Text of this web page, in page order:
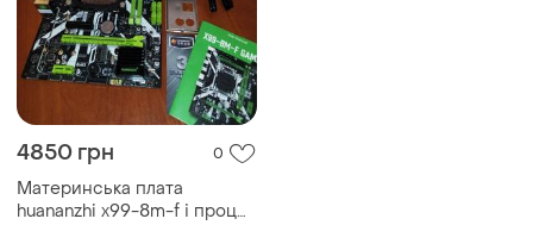
4850 грн 0
Материнська плата
huananzhi x99-8m-f і проц